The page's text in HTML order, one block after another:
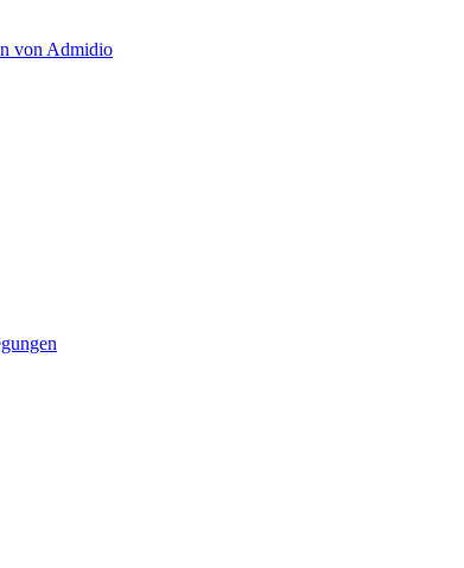
von Admidio